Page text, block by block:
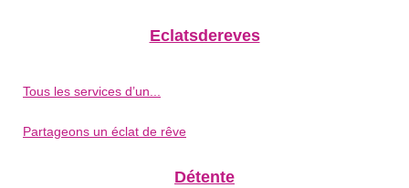
Eclatsdereves
Tous les services d’un...
Partageons un éclat de rêve
Détente